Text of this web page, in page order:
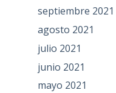
septiembre 2021
agosto 2021
julio 2021
junio 2021
mayo 2021